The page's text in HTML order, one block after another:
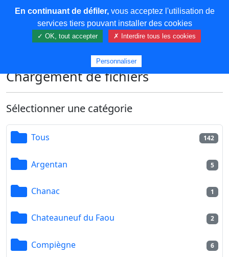
COREMA
Chargement de fichiers
Sélectionner une catégorie
Tous 142
Argentan 5
Chanac 1
Chateauneuf du Faou 2
Compiègne 6
En continuant de défiler,vous acceptez l'utilisation de
services tiers pouvant installer des cookies
✓ OK, tout accepter ✗ Interdire tous les cookies
Personnaliser